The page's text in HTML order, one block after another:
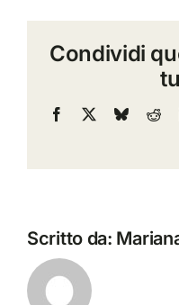
Condividi
Facebook Bluesky
Scritto da: